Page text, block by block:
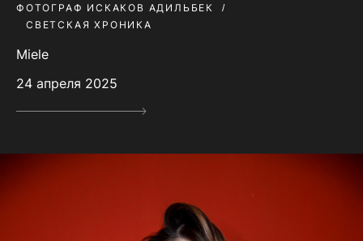
ФОТОГРАФ ИСКАКОВ АДИЛЬБЕК
СВЕТСКАЯ ХРОНИКА
Miele
24 апреля 2025